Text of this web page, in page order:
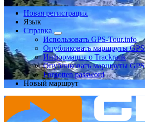
Новая регистрация
Язык
Справка
Использовать GPS-Tour.info
Опубликовать маршруты GPS
Информация о Trackrank
Опубликовать маршруты GPS
Forgotten password
Новый маршрут